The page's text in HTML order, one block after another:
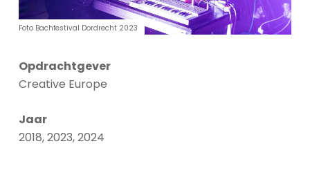
Foto Bachfestival Dordrecht 2023
Opdrachtgever
Creative Europe
Jaar
2018, 2023, 2024